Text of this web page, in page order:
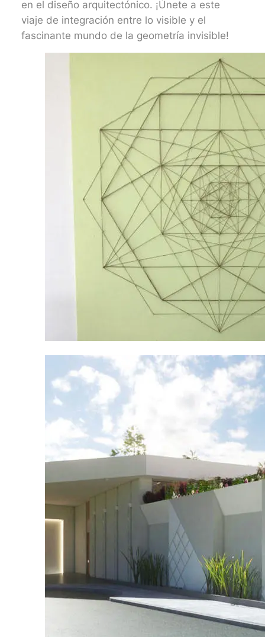
en el diseño arquitectónico. ¡Únete a este
viaje de integración entre lo visible y el
fascinante mundo de la geometría invisible!